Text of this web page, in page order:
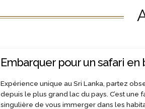
Embarquer pour un safari en
Expérience unique au Sri Lanka, partez
depuis le plus grand lac du pays. C’est une
singulière de vous immerger dans les